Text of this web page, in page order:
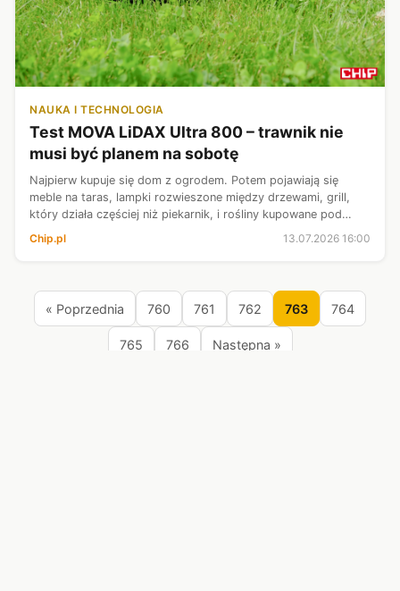
NAUKA I TECHNOLOGIA
Test MOVA LiDAX Ultra 800 – trawnik nie
musi być planem na sobotę
Najpierw kupuje się dom z ogrodem. Potem pojawiają się
meble na taras, lampki rozwieszone między drzewami, grill,
który działa częściej niż piekarnik, i rośliny kupowane pod
wpływem chwili, bo przecież ten jeden krzew wyglądał w
szkółce tak niewinnie...
Chip.pl 13.07.2026 16:00
« Poprzednia 760 761 762 763 764
765 766 Następna »